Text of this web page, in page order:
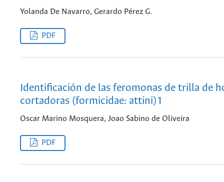
Yolanda De Navarro, Gerardo Pérez G.
PDF
Identificación de las feromonas de trilla de
cortadoras (formicidae: attini)1
Oscar Marino Mosquera, Joao Sabino de Oliveira
PDF